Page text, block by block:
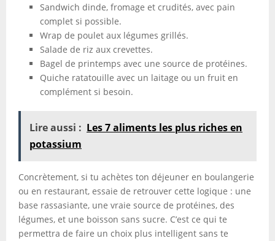
Sandwich dinde, fromage et crudités, avec pain
complet si possible.
Wrap de poulet aux légumes grillés.
Salade de riz aux crevettes.
Bagel de printemps avec une source de protéines.
Quiche ratatouille avec un laitage ou un fruit en
complément si besoin.
Lire aussi : Les 7 aliments les plus riches en
potassium
Concrètement, si tu achètes ton déjeuner en boulangerie
ou en restaurant, essaie de retrouver cette logique : une
base rassasiante, une vraie source de protéines, des
légumes, et une boisson sans sucre. C’est ce qui te
permettra de faire un choix plus intelligent sans te